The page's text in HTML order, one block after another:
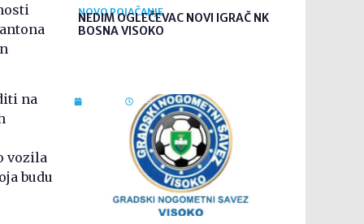
na
vozila
budu
NOVO POJAČANJE
NEDIM OGLEČEVAC NOVI IGRAČ NK
BOSNA VISOKO
09:26